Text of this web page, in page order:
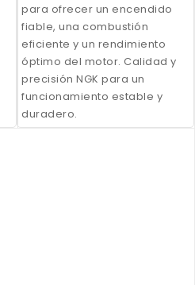
para ofrecer un encendido
fiable, una combustión
eficiente y un rendimiento
óptimo del motor. Calidad y
precisión NGK para un
funcionamiento estable y
duradero.